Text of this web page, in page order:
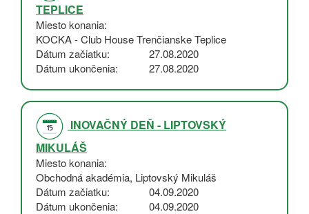
TEPLICE
Miesto konania
KOCKA - Club House Trenčianske Teplice
Dátum začiatku
27.08.2020
Dátum ukončenia
27.08.2020
INOVAČNÝ DEŇ - LIPTOVSKÝ
MIKULÁŠ
Miesto konania
Obchodná akadémia, Liptovský Mikuláš
Dátum začiatku
04.09.2020
Dátum ukončenia
04.09.2020